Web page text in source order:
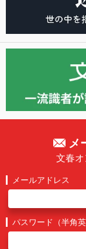
メ
文春
メールアドレス
パスワード（半角